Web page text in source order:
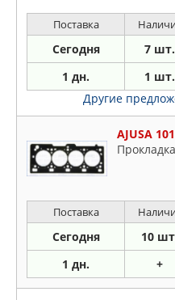
Поставка
Сегодня 7 шт.
1 дн. 1 шт.
Другие
AJUSA
Поставка
Сегодня 10
1 дн. +